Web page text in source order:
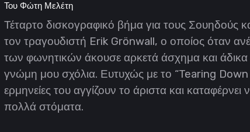
Του Φώτη Μελέτη
Τέταρτο δισκογραφικό βήμα για τους Σουηδούς
τον τραγουδιστή Erik Grönwall, ο οποίος όταν
των φωνητικών άκουσε αρκετά άσχημα και άδικα
γνώμη μου σχόλια. Ευτυχώς με το “Tearing Down
ερμηνείες του αγγίζουν το άριστα και καταφέρνει
πολλά στόματα.